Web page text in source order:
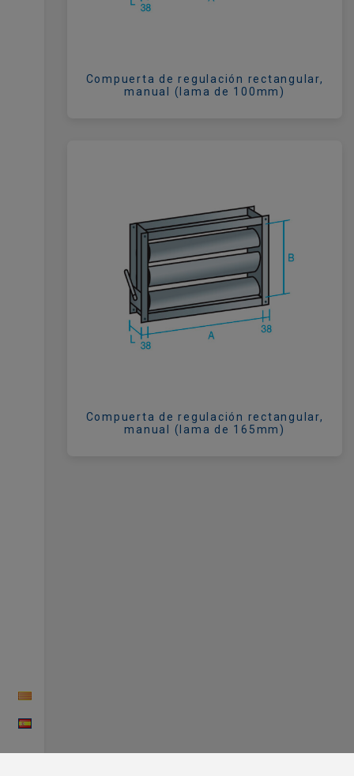
Compuerta de regulación rectangular,
manual (lama de 100mm)
Compuerta de regulación rectangular,
manual (lama de 165mm)